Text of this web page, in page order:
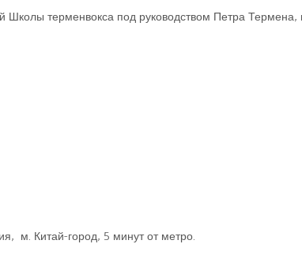
Школы терменвокса под руководством Петра Термена,
м. Китай-город, 5 минут от метро.